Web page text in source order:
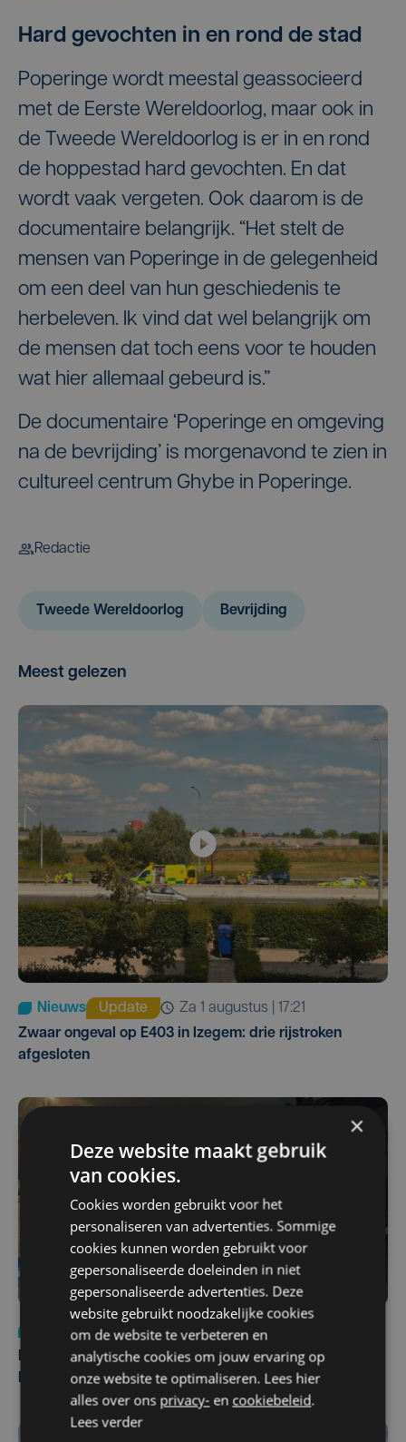
Hard gevochten in en rond de stad
Poperinge wordt meestal geassocieerd
met de Eerste Wereldoorlog, maar ook in
de Tweede Wereldoorlog is er in en rond
de hoppestad hard gevochten. En dat
wordt vaak vergeten. Ook daarom is de
documentaire belangrijk. “Het stelt de
mensen van Poperinge in de gelegenheid
om een deel van hun geschiedenis te
herbeleven. Ik vind dat wel belangrijk om
de mensen dat toch eens voor te houden
wat hier allemaal gebeurd is.”
De documentaire ‘Poperinge en omgeving
na de bevrijding’ is morgenavond te zien in
cultureel centrum Ghybe in Poperinge.
Redactie
Tweede Wereldoorlog Bevrijding
Meest gelezen
Nieuws Update
za 1 augustus | 17:21
Zwaar ongeval op E403 in Izegem: drie rijstroken
afgesloten
Nieuws
di 4 augustus | 09:32
Man en vrouw dood aangetroffen in woning in Sint-
Pieters Brugge
×
Deze website maakt gebruik
van cookies.
Cookies worden gebruikt voor het
personaliseren van advertenties. Sommige
cookies kunnen worden gebruikt voor
gepersonaliseerde doeleinden in niet
gepersonaliseerde advertenties. Deze
website gebruikt noodzakelijke cookies
om de website te verbeteren en
analytische cookies om jouw ervaring op
onze website te optimaliseren. Lees hier
alles over ons privacy- en cookiebeleid.
Lees verder